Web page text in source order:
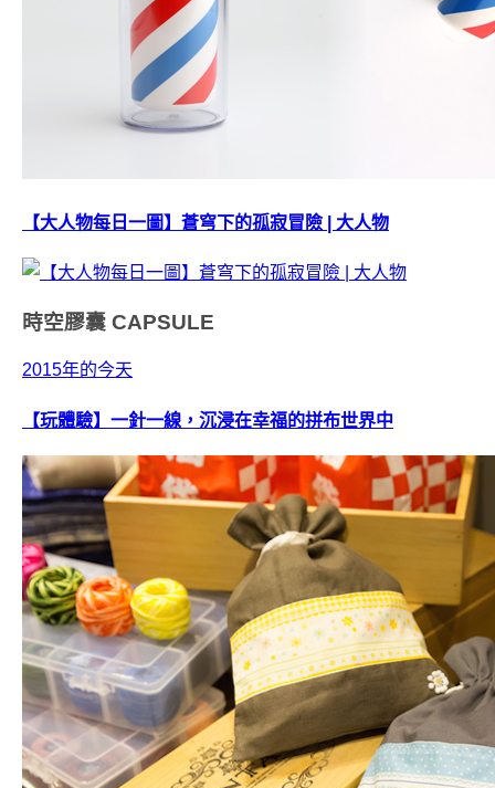
【大人物每日一圖】蒼穹下的孤寂冒險 | 大人物
時空膠囊 CAPSULE
2015年的今天
【玩體驗】一針一線，沉浸在幸福的拼布世界中